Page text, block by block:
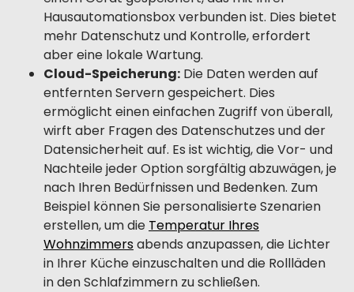
Hausautomationsbox verbunden ist. Dies bietet
mehr Datenschutz und Kontrolle, erfordert
aber eine lokale Wartung.
Cloud-Speicherung: Die Daten werden auf
entfernten Servern gespeichert. Dies
ermöglicht einen einfachen Zugriff von überall,
wirft aber Fragen des Datenschutzes und der
Datensicherheit auf. Es ist wichtig, die Vor- und
Nachteile jeder Option sorgfältig abzuwägen, je
nach Ihren Bedürfnissen und Bedenken. Zum
Beispiel können Sie personalisierte Szenarien
erstellen, um die Temperatur Ihres
Wohnzimmersabends anzupassen, die Lichter
in Ihrer Küche einzuschalten und die Rollläden
in den Schlafzimmern zu schließen.